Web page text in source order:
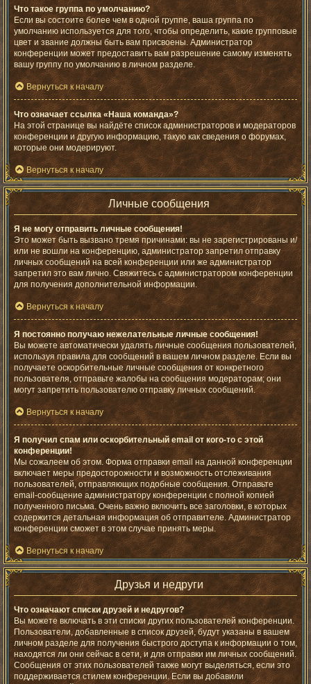
Что такое группа по умолчанию?
Если вы состоите более чем в одной группе, ваша группа по
умолчанию используется для того, чтобы определить, какие групповые
цвет и звание должны быть вам присвоены. Администратор
конференции может предоставить вам разрешение самому изменять
вашу группу по умолчанию в личном разделе.
Вернуться к началу
Что означает ссылка «Наша команда»?
На этой странице вы найдёте список администраторов и модераторов
конференции и другую информацию, такую как сведения о форумах,
которые они модерируют.
Вернуться к началу
Личные сообщения
Я не могу отправить личные сообщения!
Это может быть вызвано тремя причинами: вы не зарегистрированы и/
или не вошли на конференцию, администратор запретил отправку
личных сообщений на всей конференции или же администратор
запретил это вам лично. Свяжитесь с администратором конференции
для получения дополнительной информации.
Вернуться к началу
Я постоянно получаю нежелательные личные сообщения!
Вы можете автоматически удалять личные сообщения пользователей,
используя правила для сообщений в вашем личном разделе. Если вы
получаете оскорбительные личные сообщения от конкретного
пользователя, отправьте жалобы на сообщения модераторам; они
могут запретить пользователю отправку личных сообщений.
Вернуться к началу
Я получил спам или оскорбительный email от кого-то с этой
конференции!
Мы сожалеем об этом. Форма отправки email на данной конференции
включает меры предосторожности и возможность отслеживания
пользователей, отправляющих подобные сообщения. Отправьте
email-сообщение администратору конференции с полной копией
полученного письма. Очень важно включить все заголовки, в которых
содержится детальная информация об отправителе. Администратор
конференции сможет в этом случае принять меры.
Вернуться к началу
Друзья и недруги
Что означают списки друзей и недругов?
Вы можете включать в эти списки других пользователей конференции.
Пользователи, добавленные в список друзей, будут указаны в вашем
личном разделе для получения быстрого доступа к информации о том,
находятся ли они сейчас в сети, и для отправки им личных сообщений.
Сообщения от этих пользователей также могут выделяться, если это
поддерживается стилем конференции. Если вы добавили